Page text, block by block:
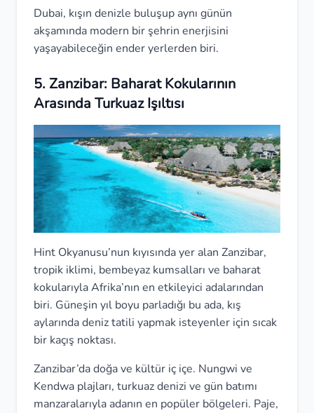
Dubai, kışın denizle buluşup aynı günün
akşamında modern bir şehrin enerjisini
yaşayabileceğin ender yerlerden biri.
5. Zanzibar: Baharat Kokularının
Arasında Turkuaz Işıltısı
Hint Okyanusu’nun kıyısında yer alan Zanzibar,
tropik iklimi, bembeyaz kumsalları ve baharat
kokularıyla Afrika’nın en etkileyici adalarından
biri. Güneşin yıl boyu parladığı bu ada, kış
aylarında deniz tatili yapmak isteyenler için sıcak
bir kaçış noktası.
Zanzibar’da doğa ve kültür iç içe. Nungwi ve
Kendwa plajları, turkuaz denizi ve gün batımı
manzaralarıyla adanın en popüler bölgeleri. Paje,